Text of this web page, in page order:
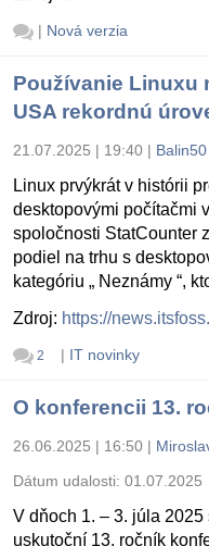
| Nová verzia
Používanie Linuxu
USA rekordnú
21.07.2025 | 19:40 | Balin50
Linux prvýkrát v histórii
desktopovými počítačmi
spoločnosti StatCounter
podiel na trhu s
kategóriu „ Neznámy “,
Zdroj: https://
2 | IT novinky
O konferencii 13.
26.06.2025 | 16:50 |
Dátum udalosti: 01.07.2025
V dňoch 1. – 3. júla
uskutoční 13. ročník